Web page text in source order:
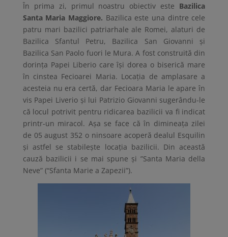
În prima zi, primul noastru obiectiv este Bazilica
Santa Maria Maggiore. Bazilica este una dintre cele
patru mari bazilici patriarhale ale Romei, alaturi de
Bazilica Sfantul Petru, Bazilica San Giovanni și
Bazilica San Paolo fuori le Mura. A fost construită din
dorința Papei Liberio care își dorea o biserică mare
în cinstea Fecioarei Maria. Locația de amplasare a
acesteia nu era certă, dar Fecioara Maria le apare în
vis Papei Liverio și lui Patrizio Giovanni sugerându-le
că locul potrivit pentru ridicarea bazilicii va fi indicat
printr-un miracol. Așa se face că în dimineața zilei
de 05 august 352 o ninsoare acoperă dealul Esquilin
și astfel se stabilește locația bazilicii. Din această
cauză bazilicii i se mai spune și ”Santa Maria della
Neve” (“Sfanta Marie a Zapezii”).